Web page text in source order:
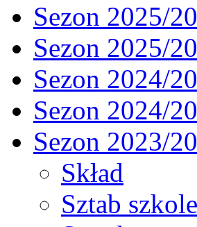
Sezon 2025/
Sezon 2025/
Sezon 2024/
Sezon 2024/
Sezon 2023/
Skład
Sztab